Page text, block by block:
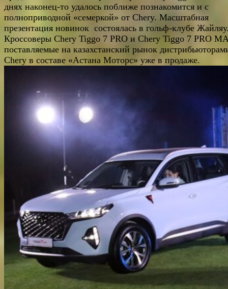
днях наконец-то удалось поближе познакомится и с
полноприводной «семеркой» от Chery. Масштабная
презентация новинок состоялась в гольф-клубе
Кроссоверы Chery Tiggo 7 PRO и Chery Tiggo 7 PRO
поставляемые на казахстанский рынок
Chery в составе «Астана Моторс» уже в продаже.